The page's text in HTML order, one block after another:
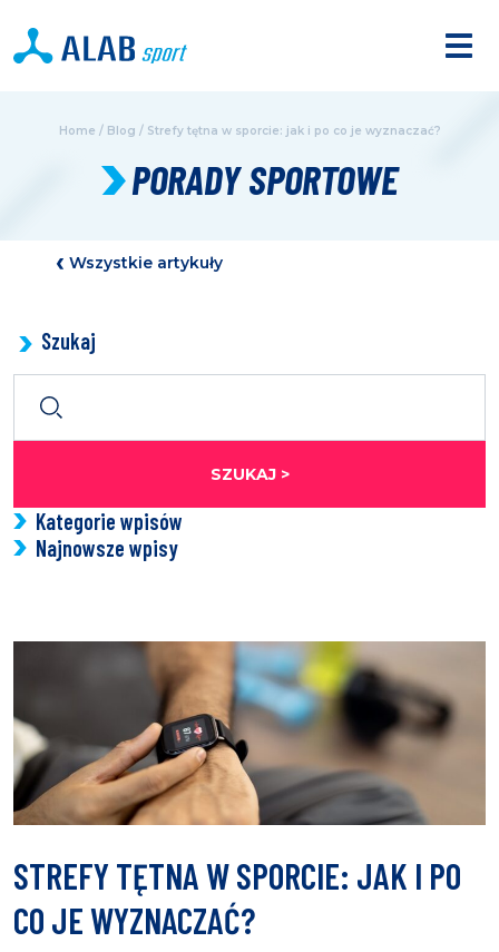
Wszystkie artykuły
Home / Blog / Strefy tętna w sporcie: jak i po co je wyznaczać?
PORADY SPORTOWE
Szukaj
SZUKAJ >
Kategorie wpisów
Najnowsze wpisy
STREFY TĘTNA W SPORCIE: JAK I PO
CO JE WYZNACZAĆ?